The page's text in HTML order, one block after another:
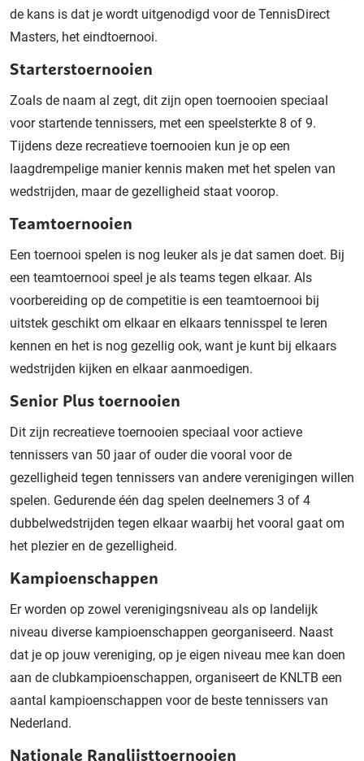
de kans is dat je wordt uitgenodigd voor de TennisDirect
Masters, het eindtoernooi.
Starterstoernooien
Zoals de naam al zegt, dit zijn open toernooien speciaal
voor startende tennissers, met een speelsterkte 8 of 9.
Tijdens deze recreatieve toernooien kun je op een
laagdrempelige manier kennis maken met het spelen van
wedstrijden, maar de gezelligheid staat voorop.
Teamtoernooien
Een toernooi spelen is nog leuker als je dat samen doet. Bij
een teamtoernooi speel je als teams tegen elkaar. Als
voorbereiding op de competitie is een teamtoernooi bij
uitstek geschikt om elkaar en elkaars tennisspel te leren
kennen en het is nog gezellig ook, want je kunt bij elkaars
wedstrijden kijken en elkaaraanmoedigen.
Senior Plus toernooien
Dit zijn recreatieve toernooien speciaal voor actieve
tennissers van 50 jaar of ouderdie vooral voor de
gezelligheid tegen tennissers van andere verenigingen willen
spelen. Gedurende één dag spelen deelnemers 3 of 4
dubbelwedstrijden tegen elkaar waarbij het vooral gaat om
het plezier en de gezelligheid.
Kampioenschappen
Er worden op zowel verenigingsniveau als op landelijk
niveau diverse kampioenschappen georganiseerd. Naast
dat je op jouw vereniging, op je eigen niveau mee kan doen
aan de clubkampioenschappen, organiseert de KNLTB een
aantal kampioenschappen voor de beste tennissers van
Nederland.
Nationale Ranglijsttoernooien